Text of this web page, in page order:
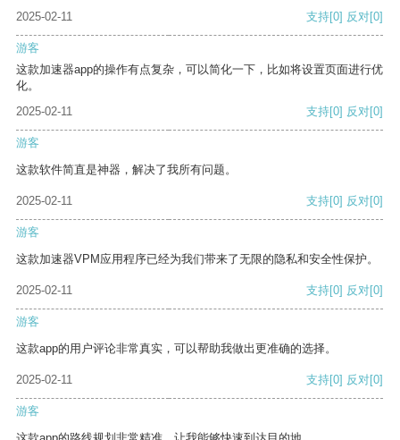
2025-02-11 支持[0] 反对[0]
游客
这款加速器app的操作有点复杂，可以简化一下，比如将设置页面进行优
化。
2025-02-11
支持[0] 反对[0]
游客
这款软件简直是神器，解决了我所有问题。
2025-02-11 支持[0] 反对[0]
游客
这款加速器VPM应用程序已经为我们带来了无限的隐私和安全性保护。
2025-02-11 支持[0] 反对[0]
游客
这款app的用户评论非常真实，可以帮助我做出更准确的选择。
2025-02-11 支持[0] 反对[0]
游客